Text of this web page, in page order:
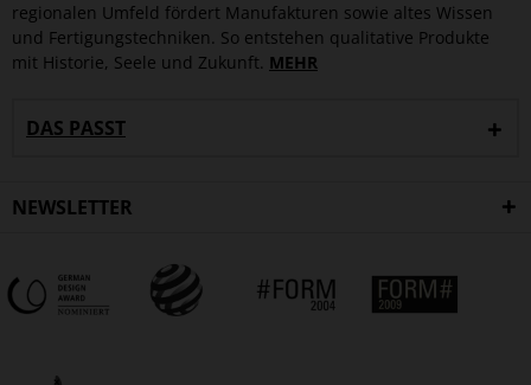
regionalen Umfeld fördert Manufakturen sowie altes Wissen
und Fertigungstechniken. So entstehen qualitative Produkte
mit Historie, Seele und Zukunft. MEHR
DAS PASST
NEWSLETTER